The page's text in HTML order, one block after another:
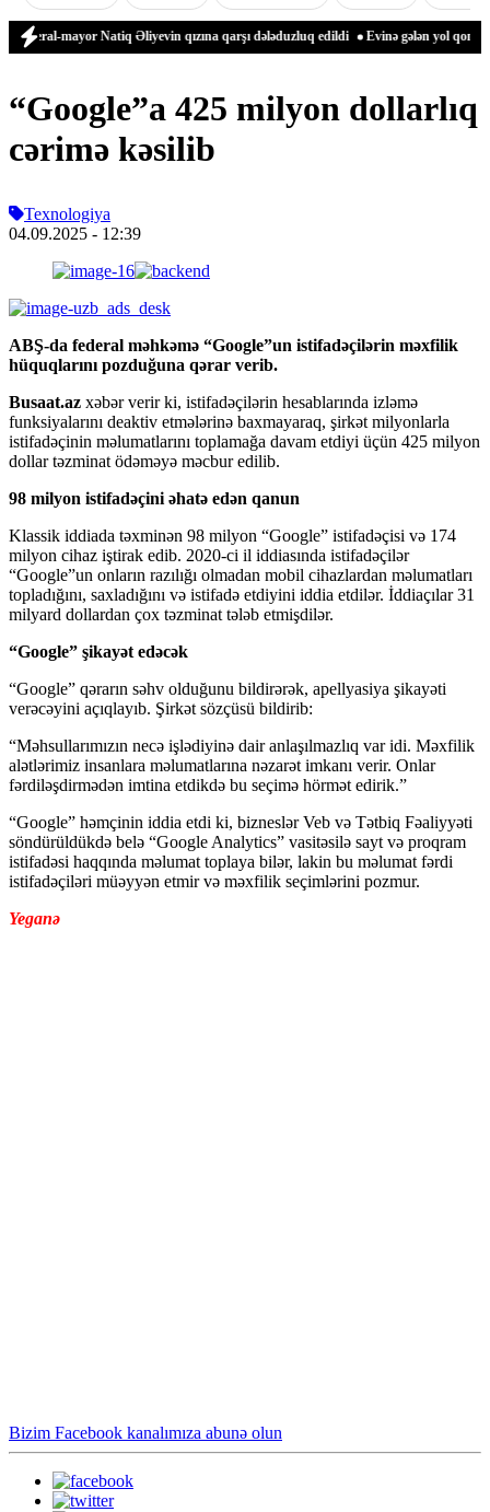
mayor Natiq Əliyevin qızına qarşı dələduzluq edildi Evinə gələn yol qonşusu
“Google”a 425 milyon dollarlıq
cərimə kəsilib
Texnologiya
04.09.2025 - 12:39
ABŞ-da federal məhkəmə “Google”un istifadəçilərin məxfilik
hüquqlarını pozduğuna qərar verib.
Busaat.az xəbər verir ki, istifadəçilərin hesablarında izləmə
funksiyalarını deaktiv etmələrinə baxmayaraq, şirkət milyonlarla
istifadəçinin məlumatlarını toplamağa davam etdiyi üçün 425 milyon
dollar təzminat ödəməyə məcbur edilib.
98 milyon istifadəçini əhatə edən qanun
Klassik iddiada təxminən 98 milyon “Google” istifadəçisi və 174
milyon cihaz iştirak edib. 2020-ci il iddiasında istifadəçilər
“Google”un onların razılığı olmadan mobil cihazlardan məlumatları
topladığını, saxladığını və istifadə etdiyini iddia etdilər. İddiaçılar 31
milyard dollardan çox təzminat tələb etmişdilər.
“Google” şikayət edəcək
“Google” qərarın səhv olduğunu bildirərək, apellyasiya şikayəti
verəcəyini açıqlayıb. Şirkət sözçüsü bildirib:
“Məhsullarımızın necə işlədiyinə dair anlaşılmazlıq var idi. Məxfilik
alətlərimiz insanlara məlumatlarına nəzarət imkanı verir. Onlar
fərdiləşdirmədən imtina etdikdə bu seçimə hörmət edirik.”
“Google” həmçinin iddia etdi ki, bizneslər Veb və Tətbiq Fəaliyyəti
söndürüldükdə belə “Google Analytics” vasitəsilə sayt və proqram
istifadəsi haqqında məlumat toplaya bilər, lakin bu məlumat fərdi
istifadəçiləri müəyyən etmir və məxfilik seçimlərini pozmur.
Yeganə
Bizim Facebook kanalımıza abunə olun